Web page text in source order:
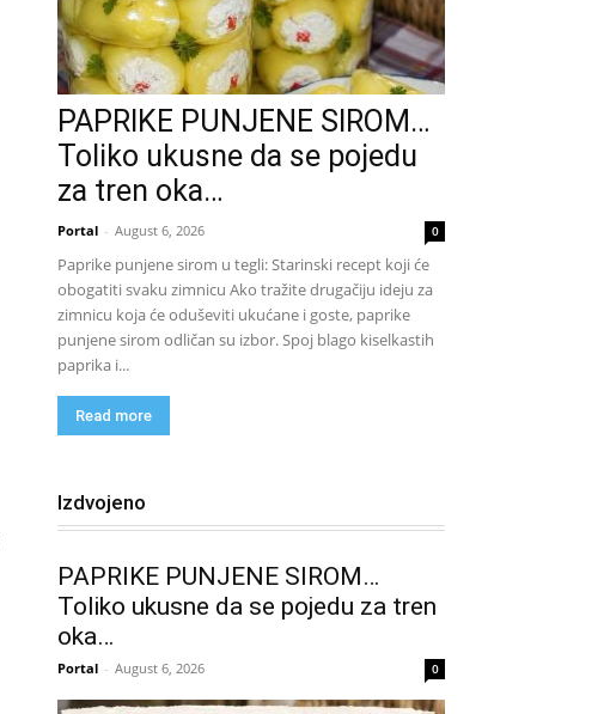
PAPRIKE PUNJENE SIROM…
Toliko ukusne da se pojedu
za tren oka…
Portal - August 6, 2026 0
Paprike punjene sirom u tegli: Starinski recept koji će
obogatiti svaku zimnicu Ako tražite drugačiju ideju za
zimnicu koja će oduševiti ukućane i goste, paprike
punjene sirom odličan su izbor. Spoj blago kiselkastih
paprika i...
Read more
Izdvojeno
PAPRIKE PUNJENE SIROM…
Toliko ukusne da se pojedu za tren
oka…
Portal - August 6, 2026 0